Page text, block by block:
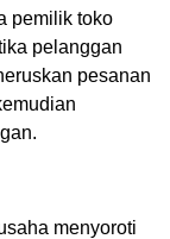
pemilik toko
pelanggan
pesanan
menyoroti